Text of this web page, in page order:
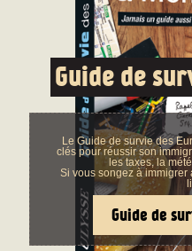
Guide de
Le Guide de survie des
clés pour réussir son
les taxes, la
Si vous songez à
Guide de